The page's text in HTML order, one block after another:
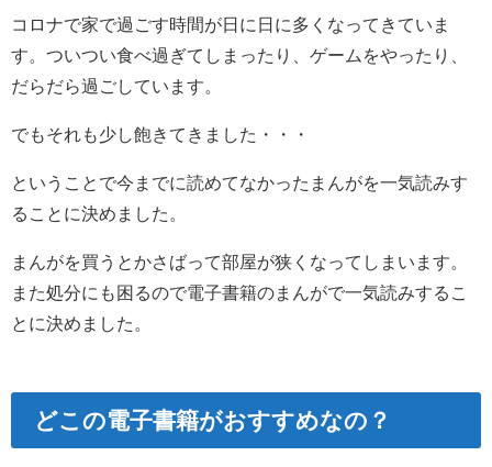
コロナで家で過ごす時間が日に日に多くなってきていま
す。ついつい食べ過ぎてしまったり、ゲームをやったり、
だらだら過ごしています。
でもそれも少し飽きてきました・・・
ということで今までに読めてなかったまんがを一気読みす
ることに決めました。
まんがを買うとかさばって部屋が狭くなってしまいます。
また処分にも困るので電子書籍のまんがで一気読みするこ
とに決めました。
どこの電子書籍がおすすめなの？